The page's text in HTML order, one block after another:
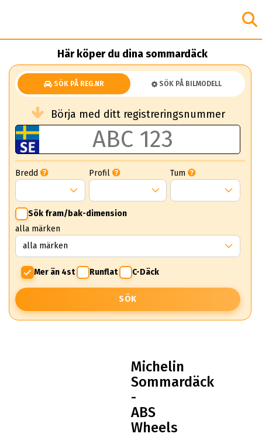
Här köper du dina sommardäck
SÖK PÅ REG.NR SÖK PÅ BILMODELL
Börja med ditt registreringsnummer
Bredd Profil Tum
Sök fram/bak-dimension
alla märken
Mer än 4st Runflat C-Däck
SÖK
Michelin
Sommardäck
-
ABS
Wheels